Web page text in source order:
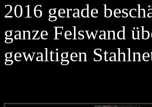
2016 gerade
ganze Felswand
gewaltigen